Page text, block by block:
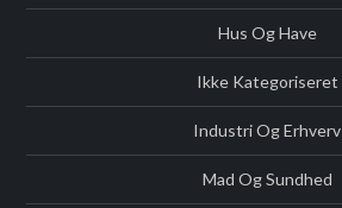
Hus Og Have
Ikke Kategoriseret
Industri Og Erhverv
Mad Og Sundhed